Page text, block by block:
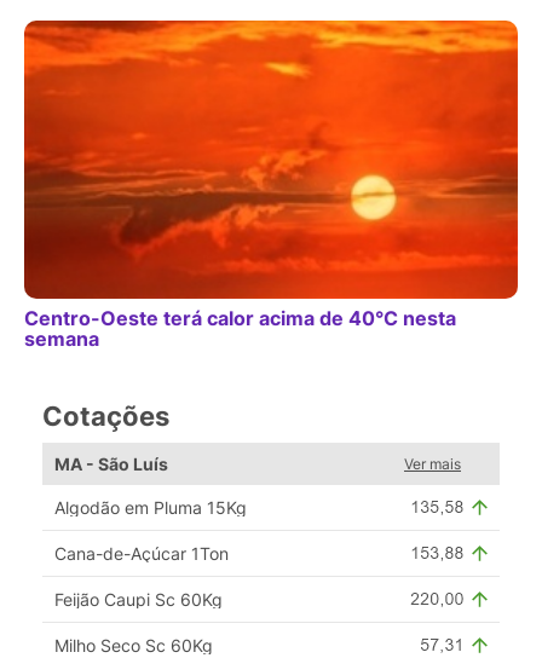
Centro-Oeste terá calor acima de 40°C nesta
semana
Cotações
MA - São Luís Ver mais
Algodão em Pluma 15Kg
Cana-de-Açúcar 1Ton
Feijão Caupi Sc 60Kg
Milho Seco Sc 60Kg